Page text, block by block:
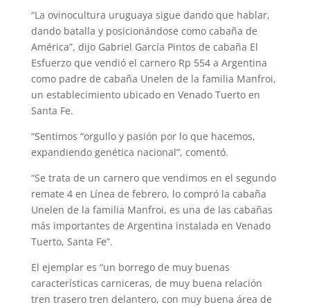
“La ovinocultura uruguaya sigue dando que hablar,
dando batalla y posicionándose como cabaña de
América”, dijo Gabriel García Pintos de cabaña El
Esfuerzo que vendió el carnero Rp 554 a Argentina
como padre de cabaña Unelen de la familia Manfroi,
un establecimiento ubicado en Venado Tuerto en
Santa Fe.
“Sentimos “orgullo y pasión por lo que hacemos,
expandiendo genética nacional”, comentó.
“Se trata de un carnero que vendimos en el segundo
remate 4 en Línea de febrero, lo compró la cabaña
Unelen de la familia Manfroi, es una de las cabañas
más importantes de Argentina instalada en Venado
Tuerto, Santa Fe”.
El ejemplar es “un borrego de muy buenas
características carniceras, de muy buena relación
tren trasero tren delantero, con muy buena área de